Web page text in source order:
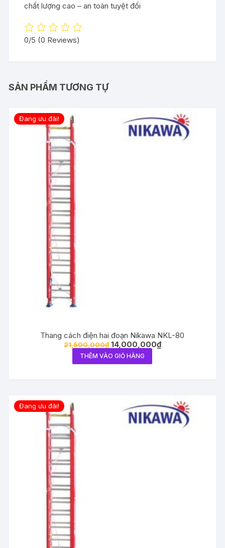
chất lượng cao – an toàn tuyệt đối
0/5 (0 Reviews)
SẢN PHẨM TƯƠNG TỰ
Đang ưu đãi!
Thang cách điện hai đoạn Nikawa NKL-80
21,500,000₫ 14,000,000₫
THÊM VÀO GIỎ HÀNG
Đang ưu đãi!